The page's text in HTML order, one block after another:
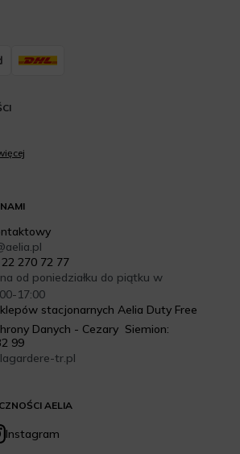
AELIA
Instagram
270 72 77
od poniedziałku do piątku w
17:00
stacjonarnych Aelia Duty Free
Danych - Cezary Siemion:
99
tr.pl